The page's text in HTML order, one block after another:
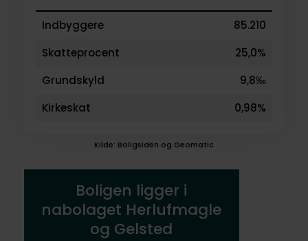
Indbyggere
85.210
Skatteprocent
25,0%
Grundskyld
9,8‰
Kirkeskat
0,98%
Kilde: Boligsiden og Geomatic
Boligen ligger i
nabolaget Herlufmagle
og Gelsted